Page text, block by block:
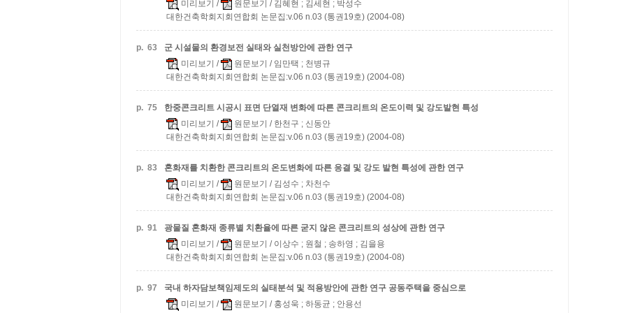
미리보기 / 원문보기 / 김혜현 ; 김세현 ; 박성수
대한건축학회지회연합회 논문집:v.06 n.03 (통권19호) (2004-08)
p. 63
군 시설물의 환경보전 실태와 실천방안에 관한 연구
미리보기 / 원문보기 / 임만택 ; 천병규
대한건축학회지회연합회 논문집:v.06 n.03 (통권19호) (2004-08)
p. 75
한중콘크리트 시공시 표면 단열재 변화에 따른 콘크리트의 온도이력 및 강도발현 특성
미리보기 / 원문보기 / 한천구 ; 신동안
대한건축학회지회연합회 논문집:v.06 n.03 (통권19호) (2004-08)
p. 83
혼화재를 치환한 콘크리트의 온도변화에 따른 응결 및 강도 발현 특성에 관한 연구
미리보기 / 원문보기 / 김성수 ; 차천수
대한건축학회지회연합회 논문집:v.06 n.03 (통권19호) (2004-08)
p. 91
광물질 혼화재 종류별 치환율에 따른 굳지 않은 콘크리트의 성상에 관한 연구
미리보기 / 원문보기 / 이상수 ; 원철 ; 송하영 ; 김을용
대한건축학회지회연합회 논문집:v.06 n.03 (통권19호) (2004-08)
p. 97 국내 하자담보책임제도의 실태분석 및 적용방안에 관한 연구 공동주택을 중심으로
미리보기 / 원문보기 / 홍성욱 ; 하동균 ; 안용선